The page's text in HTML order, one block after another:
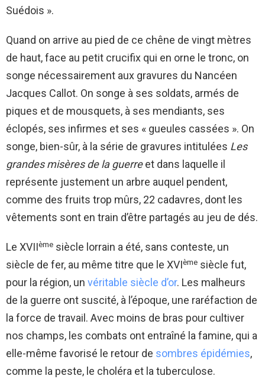
Suédois ».
Quand on arrive au pied de ce chêne de vingt mètres
de haut, face au petit crucifix qui en orne le tronc, on
songe nécessairement aux gravures du Nancéen
Jacques Callot. On songe à ses soldats, armés de
piques et de mousquets, à ses mendiants, ses
éclopés, ses infirmes et ses « gueules cassées ». On
songe, bien-sûr, à la série de gravures intitulées Les
grandes misères de la guerreet dans laquelle il
représente justement un arbre auquel pendent,
comme des fruits trop mûrs, 22 cadavres, dont les
vêtements sont en train d’être partagés au jeu de dés.
Le XVIIème siècle lorrain a été, sans conteste, un
siècle de fer, au même titre que le XVIème siècle fut,
pour la région, un véritable siècle d’or. Les malheurs
de la guerre ont suscité, à l’époque, une raréfaction de
la force de travail. Avec moins de bras pour cultiver
nos champs, les combats ont entraîné la famine, qui a
elle-même favorisé le retour de sombres épidémies,
comme la peste, le choléra et la tuberculose.